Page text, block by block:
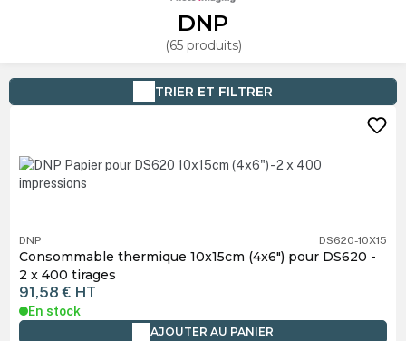
DNP
(65 produits)
TRIER ET FILTRER
DNP DS620-10X15
Consommable thermique 10x15cm (4x6") pour DS620 -
2 x 400 tirages
91,58 € HT
En stock
AJOUTER AU PANIER